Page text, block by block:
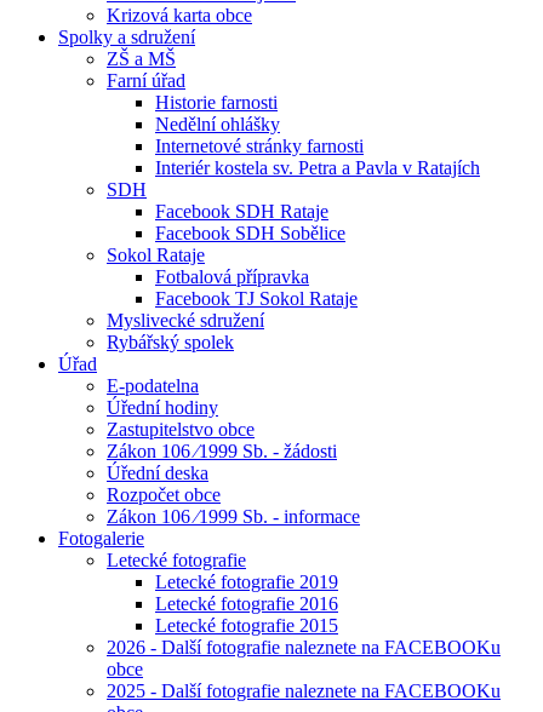
Krizová karta obce
Spolky a sdružení
ZŠ a MŠ
Farní úřad
Historie farnosti
Nedělní ohlášky
Internetové stránky farnosti
Interiér kostela sv. Petra a Pavla v Ratajích
SDH
Facebook SDH Rataje
Facebook SDH Sobělice
Sokol Rataje
Fotbalová přípravka
Facebook TJ Sokol Rataje
Myslivecké sdružení
Rybářský spolek
Úřad
E-podatelna
Úřední hodiny
Zastupitelstvo obce
Zákon 106 ⁄1999 Sb. - žádosti
Úřední deska
Rozpočet obce
Zákon 106 ⁄1999 Sb. - informace
Fotogalerie
Letecké fotografie
Letecké fotografie 2019
Letecké fotografie 2016
Letecké fotografie 2015
2026 - Další fotografie naleznete na FACEBOOKu
obce
2025 - Další fotografie naleznete na FACEBOOKu